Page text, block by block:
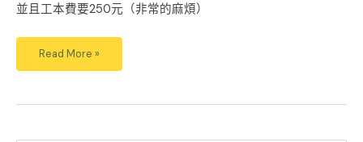
並且工本費要250元（非常的麻煩）
Read More »